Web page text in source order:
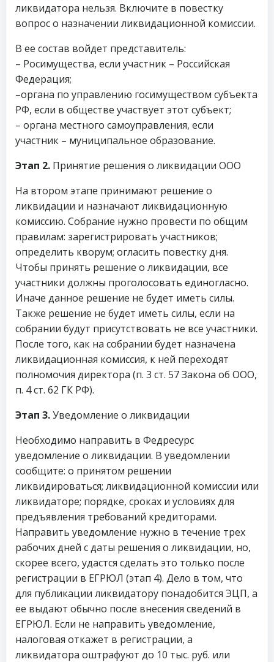
ликвидатора нельзя. Включите в повестку
вопрос о назначении ликвидационной комиссии.
В ее состав войдет представитель:
– Росимущества, если участник – Российская
Федерация;
–органа по управлению госимуществом субъекта
РФ, если в обществе участвует этот субъект;
– органа местного самоуправления, если
участник – муниципальное образование.
Этап 2. Принятие решения о ликвидации ООО
На втором этапе принимают решение о
ликвидации и назначают ликвидационную
комиссию. Собрание нужно провести по общим
правилам: зарегистрировать участников;
определить кворум; огласить повестку дня.
Чтобы принять решение о ликвидации, все
участники должны проголосовать единогласно.
Иначе данное решение не будет иметь силы.
Также решение не будет иметь силы, если на
собрании будут присутствовать не все участники.
После того, как на собрании будет назначена
ликвидационная комиссия, к ней переходят
полномочия директора (п. 3 ст. 57 Закона об ООО,
п. 4 ст. 62 ГК РФ).
Этап 3.Уведомление о ликвидации
Необходимо направить в Федресурс
уведомление о ликвидации. В уведомлении
сообщите: о принятом решении
ликвидироваться; ликвидационной комиссии или
ликвидаторе; порядке, сроках и условиях для
предъявления требований кредиторами.
Направить уведомление нужно в течение трех
рабочих дней с даты решения о ликвидации, но,
скорее всего, удастся сделать это только после
регистрации в ЕГРЮЛ (этап 4). Дело в том, что
для публикации ликвидатору понадобится ЭЦП, а
ее выдают обычно после внесения сведений в
ЕГРЮЛ. Если не направить уведомление,
налоговая откажет в регистрации, а
ликвидатора оштрафуют до 10 тыс. руб. или